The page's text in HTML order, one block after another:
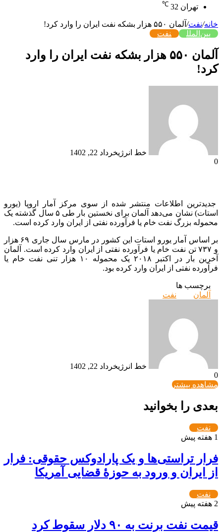
تهران 32
℃
خانه/نفت/ آلمان ۵۵۰ هزار بشکه نفت ایران را وارد کرد!
بین‌الملل
نفت
آلمان ۵۵۰ هزار بشکه نفت ایران را وارد
کرد!
خط انرژیخرداد 22, 1402
0
جدیدترین اطلاعات منتشر شده از سوی مرکز آمار اروپا (یورو
استات) نشان می‌دهد آلمان برای نخستین بار طی ۵ سال گذشته یک
محموله بزرگ نفت خام یا فرآورده نفتی از ایران وارد کرده است.
بر اساس آمار یورو استات این کشور در مارس سال جاری ۶۹ هزار
و ۷۳۷ تن نفت خام یا فرآورده نفتی از ایران وارد کرده است. آلمان
آخرین بار در اکتبر ۲۰۱۸ یک محموله ۱۰ هزار تنی نفت خام یا
فرآورده نفتی از ایران وارد کرده بود.
برچسب ها
آلمان
نفت
خط انرژیخرداد 22, 1402
0
مشاهده بیشتر
بعدی را بخوانید
نفت
1 هفته پیش
فرار تراستی‌ها و یک پارادوکس حقوقی: فرار
از ایران و ورود به حوزۀ قضایی آمریکا
نفت
2 هفته پیش
قیمت نفت برنت به ۹۰ دلار سقوط کرد